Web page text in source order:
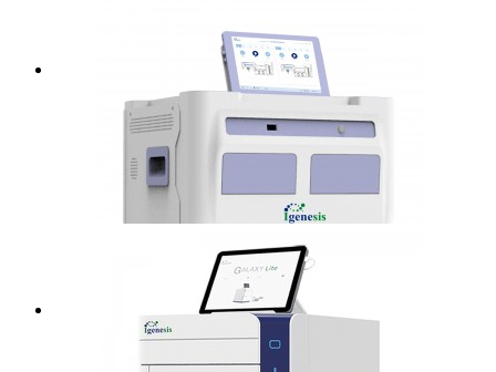
Galaxie Nano